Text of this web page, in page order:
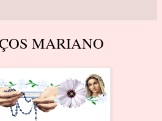
MARIANO